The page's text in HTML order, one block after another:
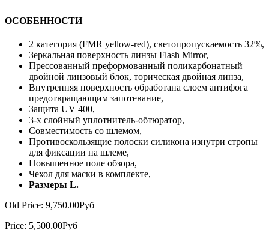
ОСОБЕННОСТИ
2 категория (FMR yellow-red), светопропускаемость 32%,
Зеркальная поверхность линзы Flash Mirror,
Прессованный преформованный поликарбонатный
двойной линзовый блок, торическая двойная линза,
Внутренняя поверхность обработана слоем антифога
предотвращающим запотевание,
Защита UV 400,
3-х слойный уплотнитель-обтюратор,
Совместимость со шлемом,
Противоскользящие полоски силикона изнутри стропы
для фиксации на шлеме,
Повышенное поле обзора,
Чехол для маски в комплекте,
Размеры L.
Old Price: 9,750.00Руб
Price: 5,500.00Руб